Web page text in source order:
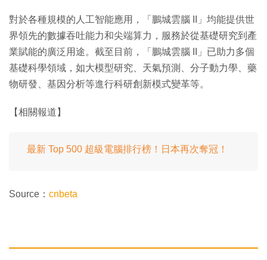
對於各種規模的人工智能應用，「鵬城雲腦 II」均能提供世
界領先的數據吞吐能力和尖端算力，服務於從基礎研究到產
業賦能的廣泛用途。截至目前，「鵬城雲腦 II」已助力多個
基礎科學領域，如大模型研究、天氣預測、分子動力學、藥
物研發、基因分析等進行科研創新模式變革等。
【相關報道】
最新 Top 500 超級電腦排行榜！日本再次奪冠！
Source： cnbeta